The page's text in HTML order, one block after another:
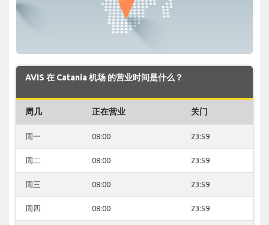
AVIS 在 Catania 机场 的营业时间是什么？
周几 正在营业 关门
周一 08:00 23:59
周二 08:00 23:59
周三 08:00 23:59
周四 08:00 23:59